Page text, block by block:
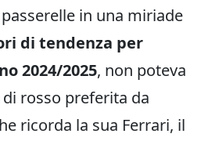
in una miriade
di tendenza per
2024/2025, non poteva
rosso preferita da
ricorda la sua Ferrari, il